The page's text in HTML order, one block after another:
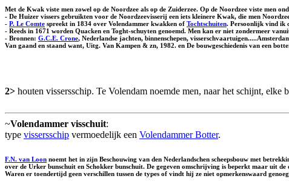
Met de Kwak viste men zowel op de Noordzee als op de Zuiderzee. Op de Noordzee viste men
- De Huizer vissers gebruikten voor de Noordzeevisserij een iets kleinere Kwak, die men
- P. Le Comte spreekt in 1834 over Volendammer kwakken of Tochtschuiten. Persoonlijk vind ik
- Reeds in 1671 worden Quacken en Toght-schuyten genoemd. Men kan er niet zondermeer
- Bronnen: G.C.E. Crone, Nederlandse jachten, binnenschepen,
Van gaand en staand want, Uitg. Van Kampen & zn, 1982. en De bouwgeschiedenis van een
2> houten vissersschip. Te Volendam noemde men, naar het schijnt,
~Volendammer visschuit:
type vissersschip vermoedelijk een Volendammer Botter.
F.N. van Loon noemt het in zijn Beschouwing van den Nederlandschen scheepsbouw met
over de Urker bunschuit en Schokker bunschuit. De gegeven omschrijving is beperkt maar uit de
Waren er toendertijd geen verschillen tussen de types of vindt hij ze niet opmerkenswaard